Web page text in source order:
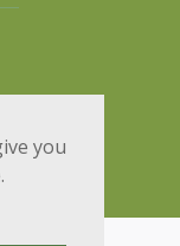
you